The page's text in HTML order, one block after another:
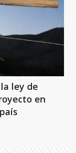
ley de
en